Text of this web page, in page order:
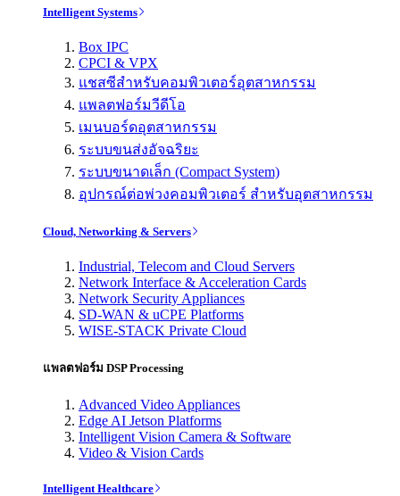
Intelligent Systems
Box IPC
CPCI & VPX
แชสซีสำหรับคอมพิวเตอร์อุตสาหกรรม
แพลตฟอร์มวีดีโอ
เมนบอร์ดอุตสาหกรรม
ระบบขนส่งอัจฉริยะ
ระบบขนาดเล็ก (Compact System)
อุปกรณ์ต่อพ่วงคอมพิวเตอร์ สำหรับอุตสาหกรรม
Cloud, Networking & Servers
Industrial, Telecom and Cloud Servers
Network Interface & Acceleration Cards
Network Security Appliances
SD-WAN & uCPE Platforms
WISE-STACK Private Cloud
แพลตฟอร์ม DSP Processing
Advanced Video Appliances
Edge AI Jetson Platforms
Intelligent Vision Camera & Software
Video & Vision Cards
Intelligent Healthcare